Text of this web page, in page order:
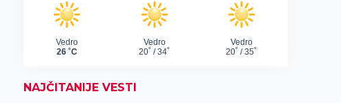
NAJČITANIJE VESTI